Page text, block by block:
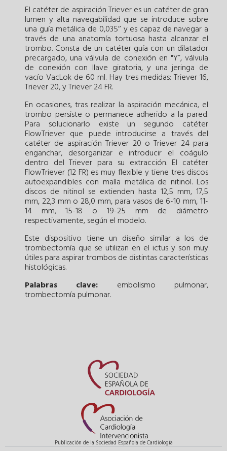
El catéter de aspiración Triever es un catéter de gran
lumen y alta navegabilidad que se introduce sobre
una guía metálica de 0,035’’ y es capaz de navegar a
través de una anatomía tortuosa hasta alcanzar el
trombo. Consta de un catéter guía con un dilatador
precargado, una válvula de conexión en "Y”, válvula
de conexión con llave giratoria, y una jeringa de
vacío VacLok de 60 ml. Hay tres medidas: Triever 16,
Triever 20, y Triever 24 FR.
En ocasiones, tras realizar la aspiración mecánica, el
trombo persiste o permanece adherido a la pared.
Para solucionarlo existe un segundo catéter
FlowTriever que puede introducirse a través del
catéter de aspiración Triever 20 o Triever 24 para
enganchar, desorganizar e introducir el coágulo
dentro del Triever para su extracción. El catéter
FlowTriever (12 FR) es muy flexible y tiene tres discos
autoexpandibles con malla metálica de nitinol. Los
discos de nitinol se extienden hasta 12,5 mm, 17,5
mm, 22,3 mm o 28,0 mm, para vasos de 6-10 mm, 11-
14 mm, 15-18 o 19-25 mm de diámetro
respectivamente, según el modelo.
Este dispositivo tiene un diseño similar a los de
trombectomía que se utilizan en el ictus y son muy
útiles para aspirar trombos de distintas características
histológicas.
Palabras clave:
embolismo pulmonar,
trombectomía pulmonar.
Publicación de la Sociedad Española de Cardiología